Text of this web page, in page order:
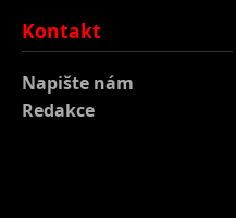
Kontakt
Napište nám
Redakce